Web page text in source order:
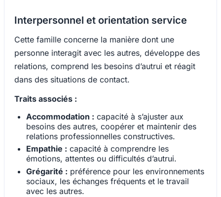
Interpersonnel et orientation service
Cette famille concerne la manière dont une
personne interagit avec les autres, développe des
relations, comprend les besoins d’autrui et réagit
dans des situations de contact.
Traits associés :
Accommodation : capacité à s’ajuster aux
besoins des autres, coopérer et maintenir des
relations professionnelles constructives.
Empathie : capacité à comprendre les
émotions, attentes ou difficultés d’autrui.
Grégarité : préférence pour les environnements
sociaux, les échanges fréquents et le travail
avec les autres.